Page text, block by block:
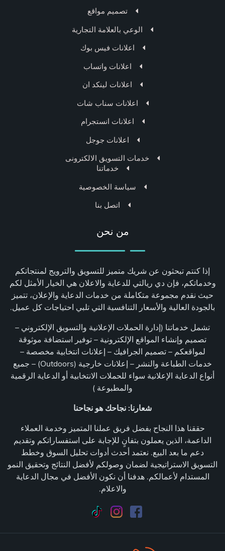
من نحن
إذا كنتم تبحثون عن شريك متميز للتسويق والترويج لمنتجاتكم
وخدماتكم، فإن دي ريالتي للدعاية والاعلان هي الخيار الأمثل لكم
حيث نقدم مجموعة متكاملة من خدمات الدعاية والإعلان، تتميز
بالجودة العالية والأسعار التنافسية التي تلبي احتياجات كل عميل.
تشمل خدماتنا (إدارة الحملات الإعلانية والتسويق الإلكتروني –
تصميم وإنشاء المواقع الإلكترونية – توفير استضافة موثوقة
لمواقعكم – تصميم الجرافيك – إعلانات انتخابية مخصصة –
خدمات الطباعة والنشر – إعلانات خارجية (Outdoors) – جميع
أنواع الدعاية الإعلانية سواء للحملات الانتخابية أو الدعاية الرقمية
والمطبوعة )
شعارنا: نجاحك هو نجاحنا
حققنا هذا النجاح بفضل فريق عملنا المتميز وخدمة العملاء
الداعمة، الذين يعملون بتفانٍ للإجابة على استفساراتكم وتقديم
دعم ما بعد البيع. نعتمد أحدث أدوات تحليل السوق وخطط
التسويق الاستراتيجية لضمان وصولكم لأفضل النتائج وتحقيق النمو
المستدام لأعمالكم. هدفنا أن نكون الأفضل في مجال الدعاية
والاعلام.
تصميم مواقع
الوعي بالعلامة التجارية
اعلانات فيس بوك
اعلانات واتساب
اعلانات لينكد ان
اعلانات سناب شات
اعلانات انستجرام
اعلانات جوجل
خدمات التسويق الالكترونى
خدماتنا
سياسة الخصوصية
اتصل بنا